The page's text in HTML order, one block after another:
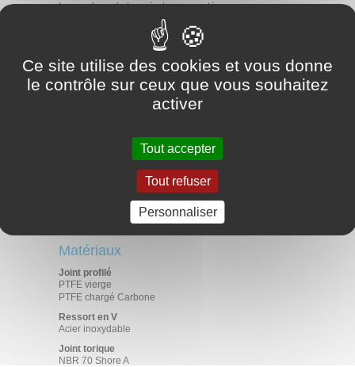
Large plage de température acceptée
Excellente inertie chimique
Données techniques
Température -30°C / +200°C
Pression
En statique : 25 MPa
En dynamique : 15 MPa
Fluides en contact
fluides, produits chimiques et gaz
Matériaux
Joint profilé
PTFE vierge
PTFE chargé Carbone
Ressort en V
Acier inoxydable
Joint torique
NBR 70 Shore A
Ce site utilise des cookies et vous donne
le contrôle sur ceux que vous souhaitez
activer
Tout accepter
Tout refuser
Personnaliser